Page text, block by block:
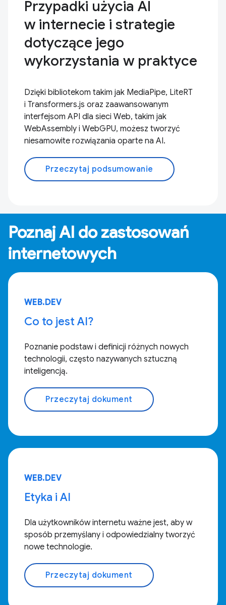
Przypadki użycia AI
w internecie i strategie
dotyczące jego
wykorzystania w praktyce
Dzięki bibliotekom takim jak MediaPipe, LiteRT
i Transformers.js oraz zaawansowanym
interfejsom API dla sieci Web, takim jak
WebAssembly i WebGPU, możesz tworzyć
niesamowite rozwiązania oparte na AI.
Przeczytaj podsumowanie
Poznaj AI do zastosowań
internetowych
WEB.DEV
Co to jest AI?
Poznanie podstaw i definicji różnych nowych
technologii, często nazywanych sztuczną
inteligencją.
Przeczytaj dokument
WEB.DEV
Etyka i AI
Dla użytkowników internetu ważne jest, aby w
sposób przemyślany i odpowiedzialny tworzyć
nowe technologie.
Przeczytaj dokument